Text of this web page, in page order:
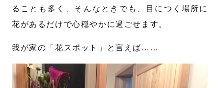
ることも多く、そんなときでも、目につく場所に
花があるだけで心穏やかに過ごせます。
我が家の「花スポット」と言えば……